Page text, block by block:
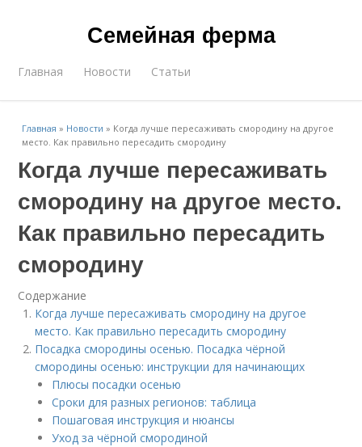
Семейная ферма
Главная Новости Статьи
Главная » Новости » Когда лучше пересаживать смородину на другое
место. Как правильно пересадить смородину
Когда лучше пересаживать
смородину на другое место.
Как правильно пересадить
смородину
Содержание
Когда лучше пересаживать смородину на другое
место. Как правильно пересадить смородину
Посадка смородины осенью. Посадка чёрной
смородины осенью: инструкции для начинающих
Плюсы посадки осенью
Сроки для разных регионов: таблица
Пошаговая инструкция и нюансы
Уход за чёрной смородиной